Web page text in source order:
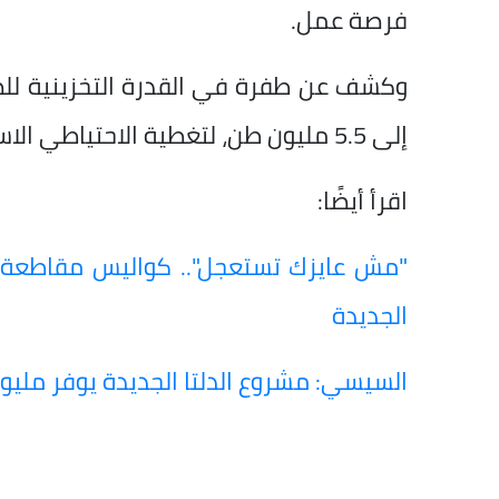
فرصة عمل.
إلى 5.5 مليون طن، لتغطية الاحتياطي الاستراتيجي من السلع الأساسية حتى 8 أشهر.
اقرأ أيضًا:
"مش عايزك تستعجل".. كواليس مقاطعة
الجديدة
السيسي: مشروع الدلتا الجديدة يوفر